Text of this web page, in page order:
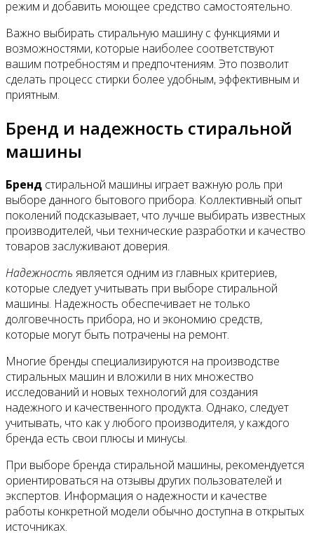
режим и добавить моющее средство самостоятельно.
Важно выбирать стиральную машину с функциями и
возможностями, которые наиболее соответствуют
вашим потребностям и предпочтениям. Это позволит
сделать процесс стирки более удобным, эффективным и
приятным.
Бренд и надежность стиральной
машины
Бренд стиральной машины играет важную роль при
выборе данного бытового прибора. Коллективный опыт
поколений подсказывает, что лучше выбирать известных
производителей, чьи технические разработки и качество
товаров заслуживают доверия.
Надежность является одним из главных критериев,
которые следует учитывать при выборе стиральной
машины. Надежность обеспечивает не только
долговечность прибора, но и экономию средств,
которые могут быть потрачены на ремонт.
Многие бренды специализируются на производстве
стиральных машин и вложили в них множество
исследований и новых технологий для создания
надежного и качественного продукта. Однако, следует
учитывать, что как у любого производителя, у каждого
бренда есть свои плюсы и минусы.
При выборе бренда стиральной машины, рекомендуется
ориентироваться на отзывы других пользователей и
экспертов. Информация о надежности и качестве
работы конкретной модели обычно доступна в открытых
источниках.